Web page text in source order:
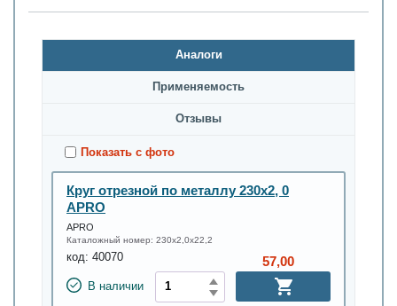
Аналоги
Применяемость
Oтзывы
Показать с фото
Круг отрезной по металлу 230х2, 0
APRO
APRO
Каталожный номер: 230х2,0х22,2
код: 40070
В наличии
57,00